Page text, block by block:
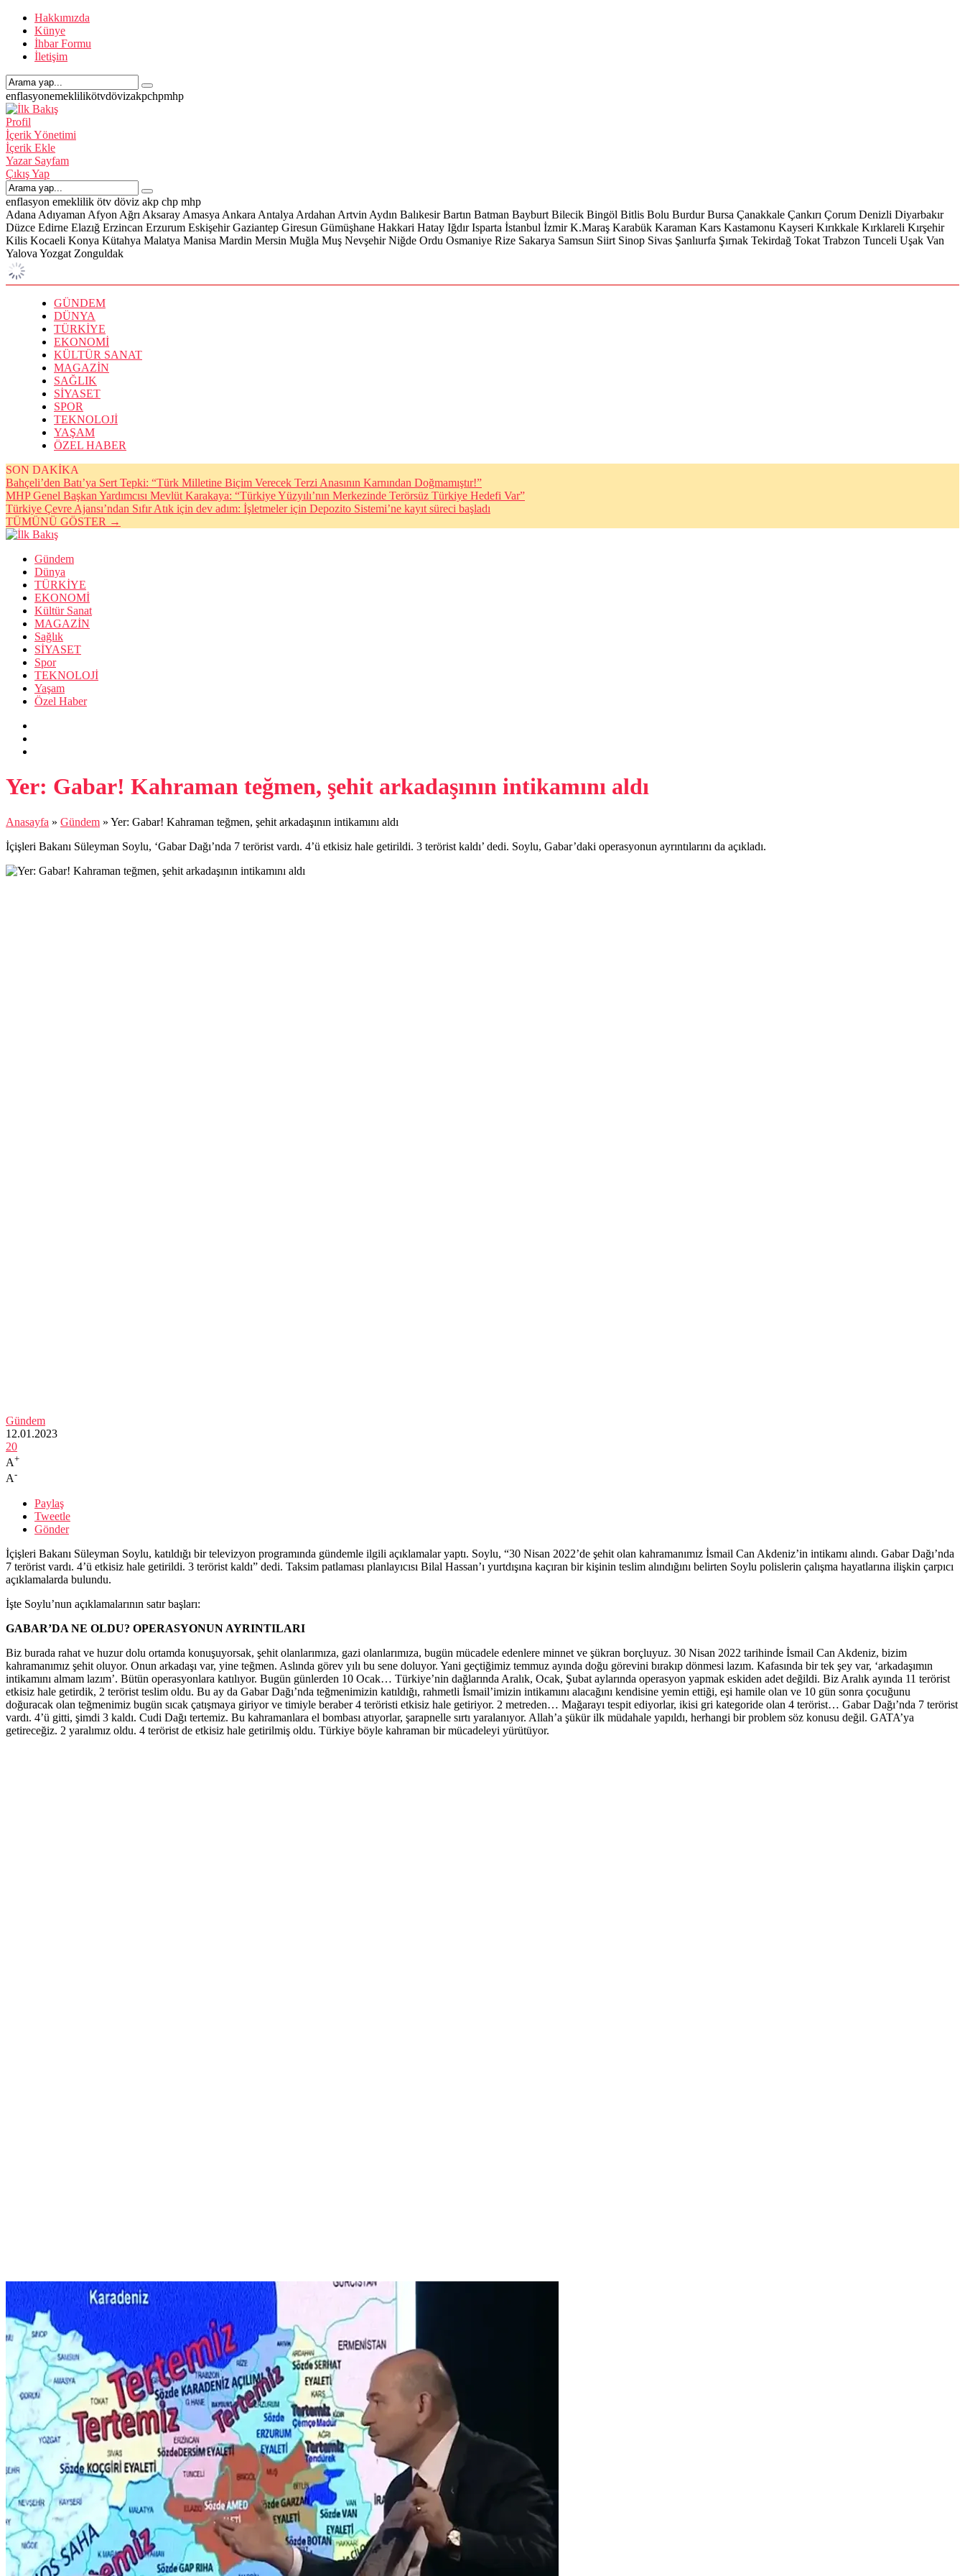
Hakkımızda
Künye
İhbar Formu
İletişim
enflasyonemeklilikötvdövizakpchpmhp
Profil
İçerik Yönetimi
İçerik Ekle
Yazar Sayfam
Çıkış Yap
enflasyon emeklilik ötv döviz akp chp mhp
Adana Adıyaman Afyon Ağrı Aksaray Amasya Ankara Antalya Ardahan Artvin Aydın Balıkesir Bartın Batman Bayburt Bilecik Bingöl Bitlis Bolu Burdur Bursa Çanakkale Çankırı Çorum Denizli Diyarbakır
Düzce Edirne Elazığ Erzincan Erzurum Eskişehir Gaziantep Giresun Gümüşhane Hakkari Hatay Iğdır Isparta İstanbul İzmir K.Maraş Karabük Karaman Kars Kastamonu Kayseri Kırıkkale Kırklareli Kırşehir
Kilis Kocaeli Konya Kütahya Malatya Manisa Mardin Mersin Muğla Muş Nevşehir Niğde Ordu Osmaniye Rize Sakarya Samsun Siirt Sinop Sivas Şanlıurfa Şırnak Tekirdağ Tokat Trabzon Tunceli Uşak Van
Yalova Yozgat Zonguldak
GÜNDEM
DÜNYA
TÜRKİYE
EKONOMİ
KÜLTÜR SANAT
MAGAZİN
SAĞLIK
SİYASET
SPOR
TEKNOLOJİ
YAŞAM
ÖZEL HABER
SON DAKİKA
Bahçeli’den Batı’ya Sert Tepki: “Türk Milletine Biçim Verecek Terzi Anasının Karnından Doğmamıştır!”
MHP Genel Başkan Yardımcısı Mevlüt Karakaya: “Türkiye Yüzyılı’nın Merkezinde Terörsüz Türkiye Hedefi Var”
Türkiye Çevre Ajansı’ndan Sıfır Atık için dev adım: İşletmeler için Depozito Sistemi’ne kayıt süreci başladı
TÜMÜNÜ GÖSTER →
Gündem
Dünya
TÜRKİYE
EKONOMİ
Kültür Sanat
MAGAZİN
Sağlık
SİYASET
Spor
TEKNOLOJİ
Yaşam
Özel Haber
Yer: Gabar! Kahraman teğmen, şehit arkadaşının intikamını aldı
Anasayfa » Gündem » Yer: Gabar! Kahraman teğmen, şehit arkadaşının intikamını aldı
İçişleri Bakanı Süleyman Soylu, ‘Gabar Dağı’nda 7 terörist vardı. 4’ü etkisiz hale getirildi. 3 terörist kaldı’ dedi. Soylu, Gabar’daki operasyonun ayrıntılarını da açıkladı.
Gündem
12.01.2023
20
A+
A-
Paylaş
Tweetle
Gönder
İçişleri Bakanı Süleyman Soylu, katıldığı bir televizyon programında gündemle ilgili açıklamalar yaptı. Soylu, “30 Nisan 2022’de şehit olan kahramanımız İsmail Can Akdeniz’in intikamı alındı. Gabar Dağı’nda
7 terörist vardı. 4’ü etkisiz hale getirildi. 3 terörist kaldı” dedi. Taksim patlaması planlayıcısı Bilal Hassan’ı yurtdışına kaçıran bir kişinin teslim alındığını belirten Soylu polislerin çalışma hayatlarına ilişkin çarpıcı
açıklamalarda bulundu.
İşte Soylu’nun açıklamalarının satır başları:
GABAR’DA NE OLDU? OPERASYONUN AYRINTILARI
Biz burada rahat ve huzur dolu ortamda konuşuyorsak, şehit olanlarımıza, gazi olanlarımıza, bugün mücadele edenlere minnet ve şükran borçluyuz. 30 Nisan 2022 tarihinde İsmail Can Akdeniz, bizim
kahramanımız şehit oluyor. Onun arkadaşı var, yine teğmen. Aslında görev yılı bu sene doluyor. Yani geçtiğimiz temmuz ayında doğu görevini bırakıp dönmesi lazım. Kafasında bir tek şey var, ‘arkadaşımın
intikamını almam lazım’. Bütün operasyonlara katılıyor. Bugün günlerden 10 Ocak… Türkiye’nin dağlarında Aralık, Ocak, Şubat aylarında operasyon yapmak eskiden adet değildi. Biz Aralık ayında 11 terörist
etkisiz hale getirdik, 2 terörist teslim oldu. Bu ay da Gabar Dağı’nda teğmenimizin katıldığı, rahmetli İsmail’imizin intikamını alacağını kendisine yemin ettiği, eşi hamile olan ve 10 gün sonra çocuğunu
doğuracak olan teğmenimiz bugün sıcak çatışmaya giriyor ve timiyle beraber 4 teröristi etkisiz hale getiriyor. 2 metreden… Mağarayı tespit ediyorlar, ikisi gri kategoride olan 4 terörist… Gabar Dağı’nda 7 terörist
vardı. 4’ü gitti, şimdi 3 kaldı. Cudi Dağı tertemiz. Bu kahramanlara el bombası atıyorlar, şarapnelle sırtı yaralanıyor. Allah’a şükür ilk müdahale yapıldı, herhangi bir problem söz konusu değil. GATA’ya
getireceğiz. 2 yaralımız oldu. 4 terörist de etkisiz hale getirilmiş oldu. Türkiye böyle kahraman bir mücadeleyi yürütüyor.